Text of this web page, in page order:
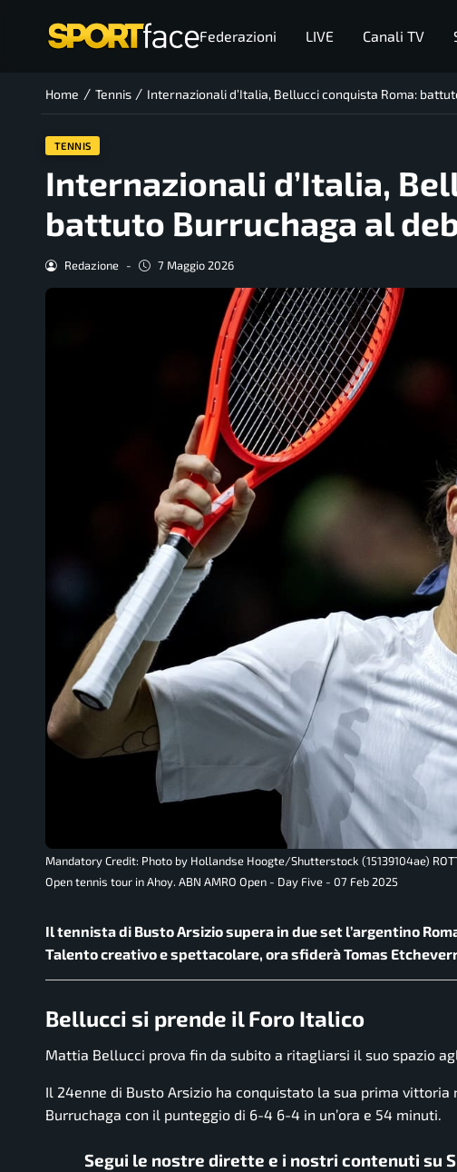
Federazioni LIVE Canali TV
Home / Tennis / Internazionali d’Italia, Bellucci conquista Roma:
TENNIS
Internazionali d’Italia,
battuto Burruchaga al
Redazione - 7 Maggio 2026
Mandatory Credit: Photo by Hollandse Hoogte/Shutterstock (15139104ae)
Open tennis tour in Ahoy. ABN AMRO Open - Day Five - 07 Feb 2025
Il tennista di Busto Arsizio supera in due set l’argentino
Talento creativo e spettacolare, ora sfiderà Tomas
Bellucci si prende il Foro Italico
Mattia Bellucci prova fin da subito a ritagliarsi il suo spazio
Il 24enne di Busto Arsizio ha conquistato la sua prima
Burruchaga con il punteggio di 6-4 6-4 in un’ora e 54 minuti.
Segui le nostre dirette e i nostri contenuti su